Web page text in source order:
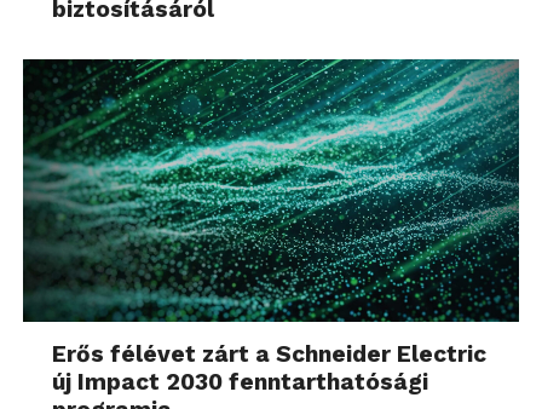
biztosításáról
Erős félévet zárt a Schneider Electric
új Impact 2030 fenntarthatósági